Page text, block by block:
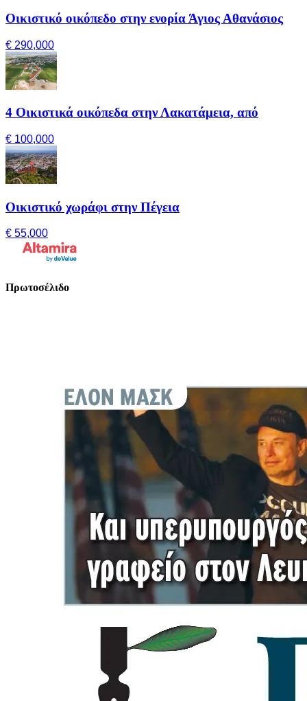
Οικιστικό οικόπεδο στην ενορία Άγιος Αθανάσιος
€ 290,000
4 Οικιστικά οικόπεδα στην Λακατάμεια, από
€ 100,000
Οικιστικό χωράφι στην Πέγεια
€ 55,000
Πρωτοσέλιδο